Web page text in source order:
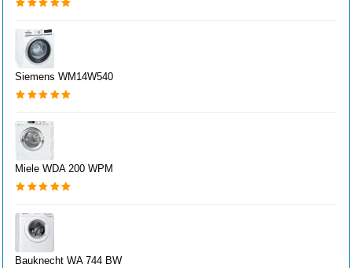
Siemens WM14W540
Miele WDA 200 WPM
Bauknecht WA 744 BW